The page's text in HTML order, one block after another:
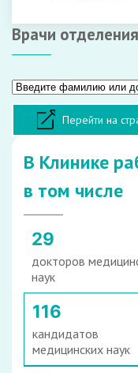
Врачи отделения
Перейти на
В Клинике
в том числе
29
докторов
наук
116
кандидатов
медицинских наук